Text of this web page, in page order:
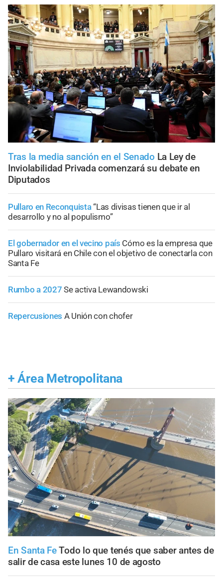
Tras la media sanción en el Senado La Ley de
Inviolabilidad Privada comenzará su debate en
Diputados
Pullaro en Reconquista“Las divisas tienen que ir al
desarrollo y no al populismo”
El gobernador en el vecino país Cómo es la empresa que
Pullaro visitará en Chile con el objetivo de conectarla con
Santa Fe
Rumbo a 2027 Se activa Lewandowski
Repercusiones A Unión con chofer
+ Área Metropolitana
En Santa FeTodo lo que tenés que saber antes de
salir de casa este lunes 10 de agosto